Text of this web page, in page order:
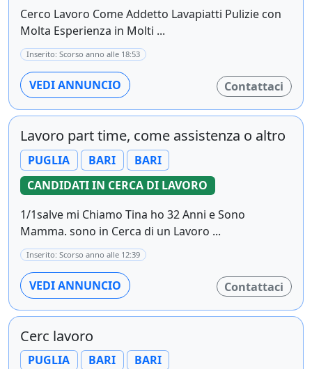
Cerco Lavoro Come Addetto Lavapiatti Pulizie con
Molta Esperienza in Molti ...
Inserito: Scorso anno alle 18:53
VEDI ANNUNCIO Contattaci
Lavoro part time, come assistenza o altro
PUGLIA BARI
BARI
CANDIDATI IN CERCA DI LAVORO
1/1salve mi Chiamo Tina ho 32 Anni e Sono
Mamma. sono in Cerca di un Lavoro ...
Inserito: Scorso anno alle 12:39
VEDI ANNUNCIO Contattaci
Cerc lavoro
PUGLIA BARI
BARI